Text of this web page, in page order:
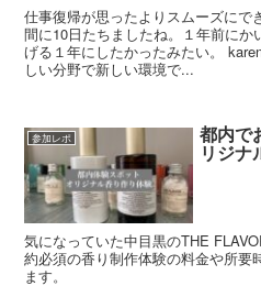
仕事復帰が思ったよりスムーズにで
間に10日たちましたね。１年前に
げる１年にしたかったみたい。
しい分野で新しい環境で...
参加レポ 都内で
リジナ
気になっていた中目黒のTHE
約必須の香り制作体験の料金や所要
ます。